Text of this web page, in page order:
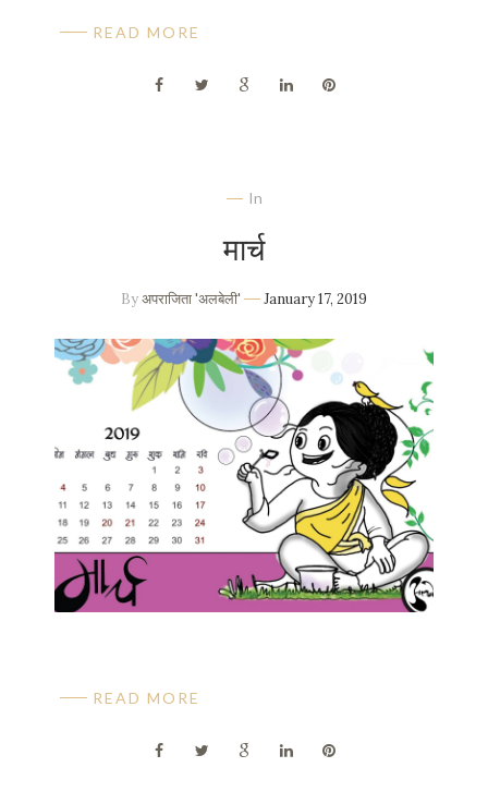
READ MORE
In
मार्च
Byअपराजिता 'अलबेली' January 17, 2019
READ MORE